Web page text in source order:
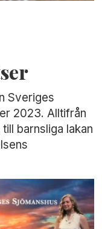
Sveriges
2023. Alltifrån
barnsliga lakan